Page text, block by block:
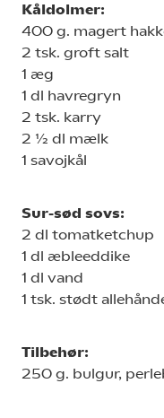
Kåldolmer:
400 g. magert
2 tsk. groft salt
1 æg
1 dl havregryn
2 tsk. karry
2 ½ dl mælk
1 savojkål
Sur-sød sovs:
2 dl tomatketchup
1 dl æbleeddike
1 dl vand
1 tsk. stødt
Tilbehør:
250 g. bulgur,